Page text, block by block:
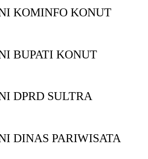
KOMINFO KONUT
BUPATI KONUT
DPRD SULTRA
DINAS PARIWISATA